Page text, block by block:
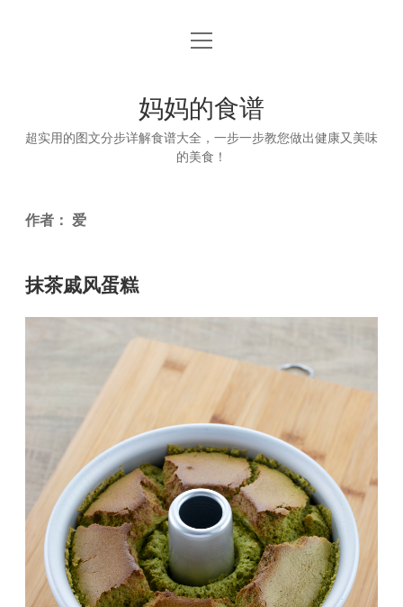
首页
open
妈妈的食谱
超实用的图文分步详解食谱大全，一步一步教您做出健康又美味
的美食！
作者： 爱
抹茶戚风蛋糕